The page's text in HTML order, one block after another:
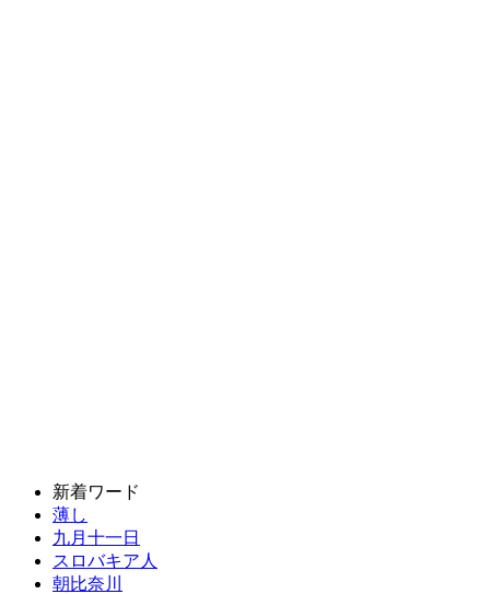
新着ワード
薄し
九月十一日
スロバキア人
朝比奈川